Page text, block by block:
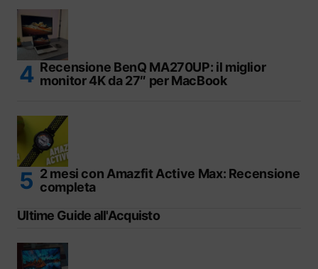
Recensione BenQ MA270UP: il miglior
monitor 4K da 27″ per MacBook
2 mesi con Amazfit Active Max: Recensione
completa
Ultime Guide all'Acquisto